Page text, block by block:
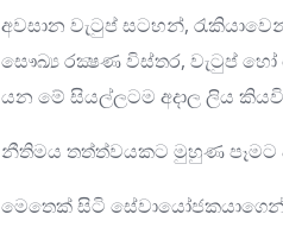
අවසාන වැටුප් සටහන්,
සෞඛ්‍ය රක්‍ෂණ විස්තර, වැටුප්
යන මේ සියල්ලටම අදාල ලිය
නීතිමය තත්ත්වයකට මුහුණ පෑමට
මෙතෙක් සිටි